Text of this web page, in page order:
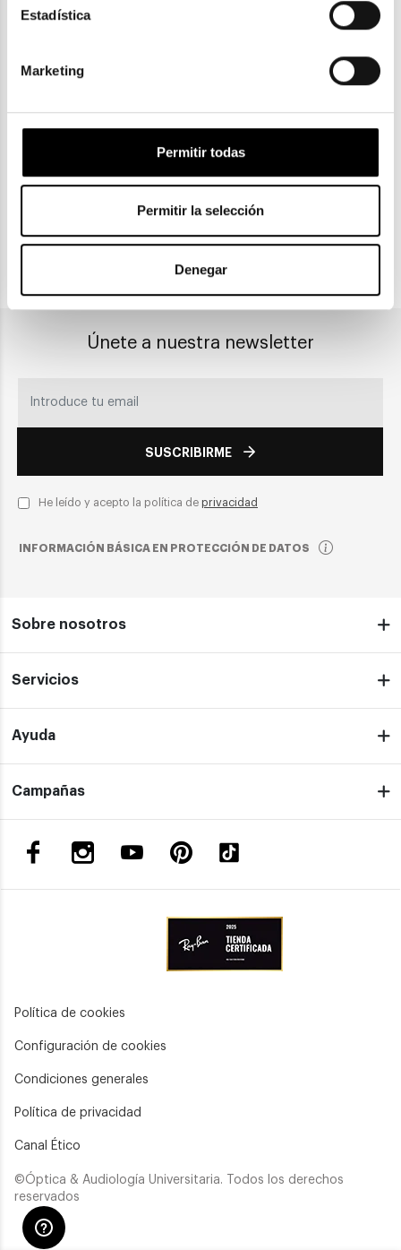
Estadística
Marketing
Permitir todas
Permitir la selección
Denegar
Recogida en tienda
PAGO SEGURO
Únete a nuestra newsletter
SUSCRIBIRME
He leído y acepto la política de privacidad
INFORMACIÓN BÁSICA EN PROTECCIÓN DE DATOS
Sobre nosotros
Servicios
Ayuda
Campañas
Política de cookies
Configuración de cookies
Condiciones generales
Política de privacidad
Canal Ético
©Óptica & Audiología Universitaria. Todos los derechos
reservados